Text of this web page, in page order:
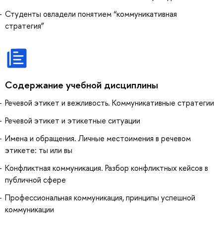
Студенты овладели понятием “коммуникативная
стратегия”
Содержание учебной дисциплины
Речевой этикет и вежливость. Коммуникативные стратегии
Речевой этикет и этикетные ситуации
Имена и обращения. Личные местоимения в речевом
этикете: ты или вы
Конфликтная коммуникация. Разбор конфликтных кейсов в
публичной сфере
Профессиональная коммуникация, принципы успешной
коммуникации